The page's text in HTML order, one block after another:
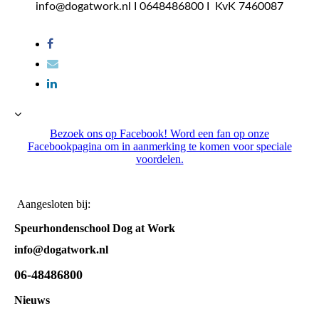
info@dogatwork.nl I 0648486800 I KvK 7460087
Bezoek ons op Facebook! Word een fan op onze
Facebookpagina om in aanmerking te komen voor speciale
voordelen.
Aangesloten bij:
Speurhondenschool Dog at Work
info@dogatwork.nl
06-48486800
Nieuws